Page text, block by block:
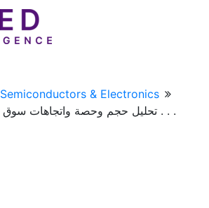
Semiconductors & Electronics
تحليل حجم وحصة واتجاهات سوق مودم الراديو العالمي . . .